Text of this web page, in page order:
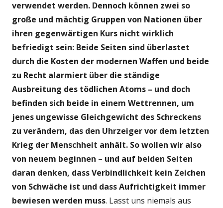
verwendet werden. Dennoch können zwei so
große und mächtig Gruppen von Nationen über
ihren gegenwärtigen Kurs nicht wirklich
befriedigt sein: Beide Seiten sind überlastet
durch die Kosten der modernen Waffen und beide
zu Recht alarmiert über die ständige
Ausbreitung des tödlichen Atoms – und doch
befinden sich beide in einem Wettrennen, um
jenes ungewisse Gleichgewicht des Schreckens
zu verändern, das den Uhrzeiger vor dem letzten
Krieg der Menschheit anhält. So wollen wir also
von neuem beginnen – und auf beiden Seiten
daran denken, dass Verbindlichkeit kein Zeichen
von Schwäche ist und dass Aufrichtigkeit immer
bewiesen werden muss. Lasst uns niemals aus